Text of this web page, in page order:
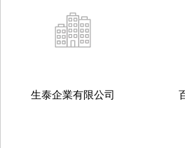
生泰企業有限公司